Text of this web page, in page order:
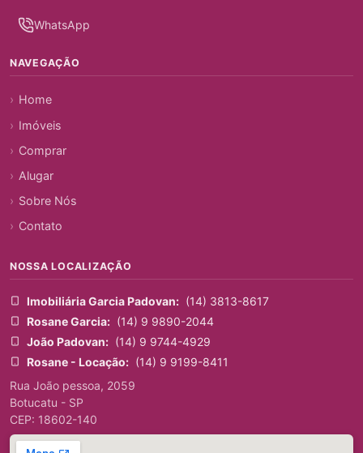
WhatsApp
NAVEGAÇÃO
Home
Imóveis
Comprar
Alugar
Sobre Nós
Contato
NOSSA LOCALIZAÇÃO
Imobiliária Garcia Padovan: (14) 3813-8617
Rosane Garcia: (14) 9 9890-2044
João Padovan: (14) 9 9744-4929
Rosane - Locação: (14) 9 9199-8411
Rua João pessoa, 2059
Botucatu - SP
CEP: 18602-140